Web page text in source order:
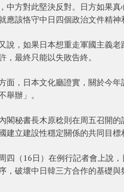
中方對此堅決反對。日方如果
應該恪守中日四個政治文件精
說，如果日本想重走軍國主義
，最終只能以失敗告終。
面，日本文化廳證實，關於今
舉辦」。
閣秘書長木原稔則在周五召開
建立建設性穩定關係的共同目標
四（16日）在例行記者會上說
，破壞中日韓三方合作的基礎與